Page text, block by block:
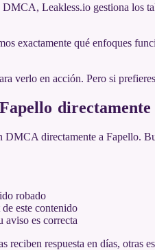
Leakless.io gestiona los
exactamente qué enfoques
verlo en acción. Pero si
directamente
directamente a Fapello.
robado
este contenido
aviso es correcta
reciben respuesta en días, otras